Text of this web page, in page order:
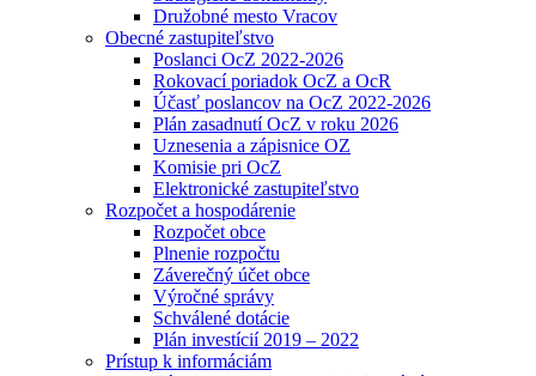
Družobné mesto Vracov
Obecné zastupiteľstvo
Poslanci OcZ 2022-2026
Rokovací poriadok OcZ a OcR
Účasť poslancov na OcZ 2022-2026
Plán zasadnutí OcZ v roku 2026
Uznesenia a zápisnice OZ
Komisie pri OcZ
Elektronické zastupiteľstvo
Rozpočet a hospodárenie
Rozpočet obce
Plnenie rozpočtu
Záverečný účet obce
Výročné správy
Schválené dotácie
Plán investícií 2019 – 2022
Prístup k informáciám